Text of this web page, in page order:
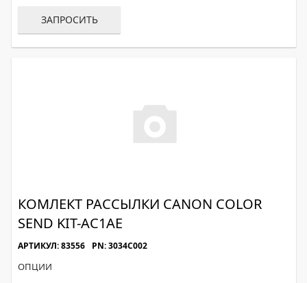
ЗАПРОСИТЬ
КОМЛЕКТ РАССЫЛКИ CANON COLOR
SEND KIT-AC1AE
АРТИКУЛ: 83556 PN: 3034C002
ОПЦИИ